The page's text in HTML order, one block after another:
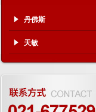
丹佛斯
天敏